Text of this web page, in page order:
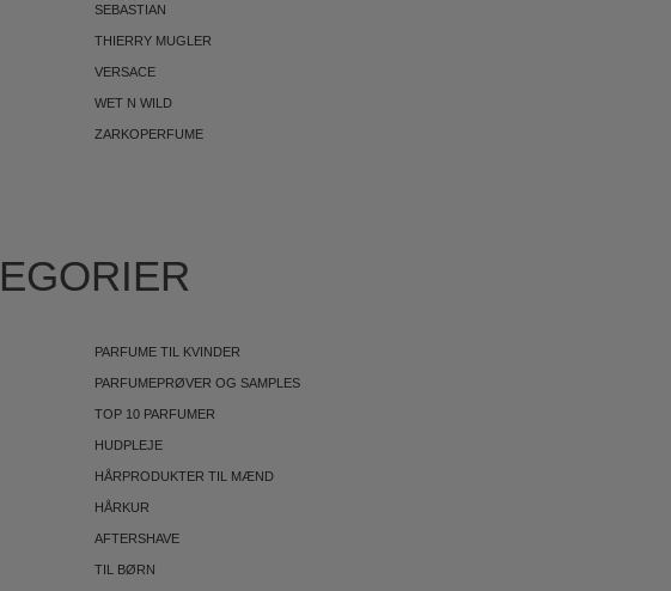
SEBASTIAN
THIERRY MUGLER
VERSACE
WET N WILD
ZARKOPERFUME
PARFUME TIL KVINDER
PARFUMEPRØVER OG SAMPLES
TOP 10 PARFUMER
HUDPLEJE
HÅRPRODUKTER TIL MÆND
HÅRKUR
AFTERSHAVE
TIL BØRN